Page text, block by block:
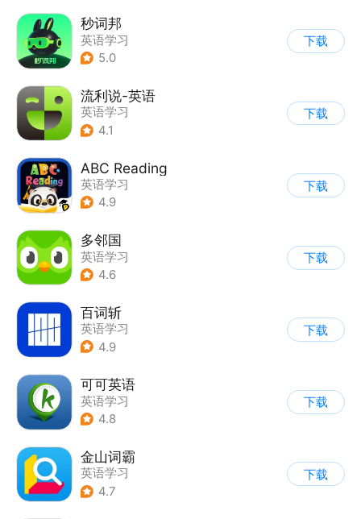
秒词邦
英语学习
5.0
下载
流利说-英语
英语学习
4.1
下载
ABC Reading
英语学习
4.9
下载
多邻国
英语学习
4.6
下载
百词斩
英语学习
4.9
下载
可可英语
英语学习
4.8
下载
金山词霸
英语学习
4.7
下载